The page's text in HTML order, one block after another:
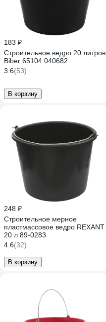
183 ₽
Строительное ведро 20 литров
Biber 65104 040682
3.6(53)
В корзину
248 ₽
Строительное мерное
пластмассовое ведро REXANT
20 л 89-0283
4.6(32)
В корзину